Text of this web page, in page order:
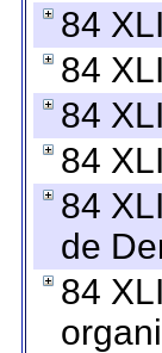
84
84
84
84
84
de
84